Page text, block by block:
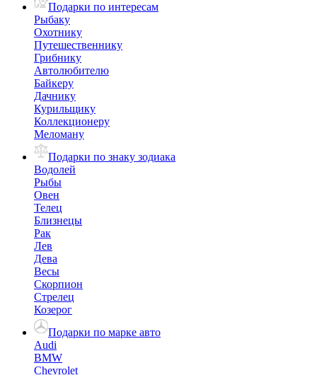
Подарки по интересам
Рыбаку
Охотнику
Путешественнику
Грибнику
Автолюбителю
Байкеру
Дачнику
Курильщику
Коллекционеру
Меломану
Подарки по знаку зодиака
Водолей
Рыбы
Овен
Телец
Близнецы
Рак
Лев
Дева
Весы
Скорпион
Стрелец
Козерог
Подарки по марке авто
Audi
BMW
Chevrolet